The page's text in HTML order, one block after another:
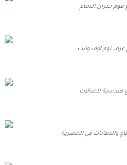
فوم جدران الدمام
غرف نوم اوف وايت
هندسية للصالات
والدهانات في الخضرية